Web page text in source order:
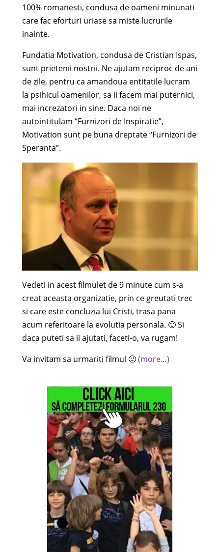
100% romanesti, condusa de oameni minunati
care fac eforturi uriase sa miste lucrurile
inainte.
Fundatia Motivation, condusa de Cristian Ispas,
sunt prietenii nostrii. Ne ajutam reciproc de ani
de zile, pentru ca amandoua entitatile lucram
la psihicul oamenilor, sa ii facem mai puternici,
mai increzatori in sine. Daca noi ne
autointitulam “Furnizori de Inspiratie”,
Motivation sunt pe buna dreptate “Furnizori de
Speranta”.
Vedeti in acest filmulet de 9 minute cum s-a
creat aceasta organizatie, prin ce greutati trec
si care este concluzia lui Cristi, trasa pana
acum referitoare la evolutia personala. 🙂 Si
daca puteti sa ii ajutati, faceti-o, va rugam!
Va invitam sa urmariti filmul 🙂(more…)